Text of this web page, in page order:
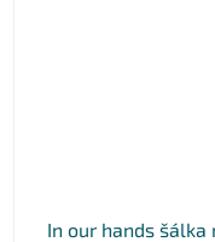
In our hands šálka